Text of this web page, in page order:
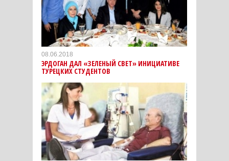
08.06.2018
ЭРДОГАН ДАЛ «ЗЕЛЕНЫЙ СВЕТ» ИНИЦИАТИВЕ
ТУРЕЦКИХ СТУДЕНТОВ